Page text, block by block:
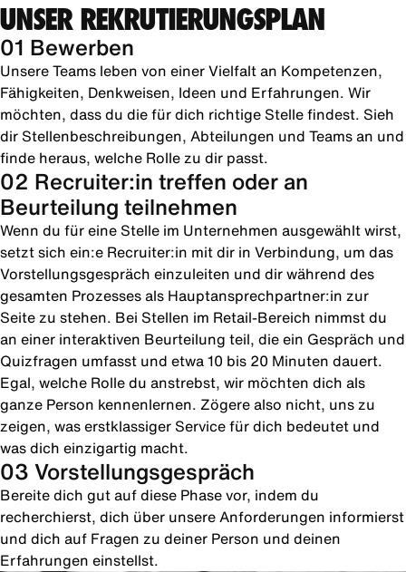
UNSER REKRUTIERUNGSPLAN
01 Bewerben
Unsere Teams leben von einer Vielfalt an Kompetenzen,
Fähigkeiten, Denkweisen, Ideen und Erfahrungen. Wir
möchten, dass du die für dich richtige Stelle findest. Sieh
dir Stellenbeschreibungen, Abteilungen und Teams an und
finde heraus, welche Rolle zu dir passt.
02 Recruiter:in treffen oder an
Beurteilung teilnehmen
Wenn du für eine Stelle im Unternehmen ausgewählt wirst,
setzt sich ein:e Recruiter:in mit dir in Verbindung, um das
Vorstellungsgespräch einzuleiten und dir während des
gesamten Prozesses als Hauptansprechpartner:in zur
Seite zu stehen. Bei Stellen im Retail-Bereich nimmst du
an einer interaktiven Beurteilung teil, die ein Gespräch und
Quizfragen umfasst und etwa 10 bis 20 Minuten dauert.
Egal, welche Rolle du anstrebst, wir möchten dich als
ganze Person kennenlernen. Zögere also nicht, uns zu
zeigen, was erstklassiger Service für dich bedeutet und
was dich einzigartig macht.
03 Vorstellungsgespräch
Bereite dich gut auf diese Phase vor, indem du
recherchierst, dich über unsere Anforderungen informierst
und dich auf Fragen zu deiner Person und deinen
Erfahrungen einstellst.